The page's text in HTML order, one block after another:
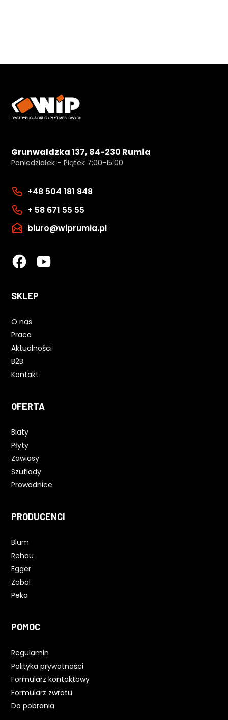
Grunwaldzka 137, 84-230 Rumia
Poniedziałek – Piątek 7:00-15:00
+48 504 181 848
+ 58 671 55 55
biuro@wiprumia.pl
SKLEP
O nas
Praca
Aktualności
B2B
Kontakt
OFERTA
Blaty
Płyty
Zawiasy
Szuflady
Prowadnice
PRODUCENCI
Blum
Rehau
Egger
Zobal
Peka
POMOC
Regulamin
Polityka prywatności
Formularz kontaktowy
Formularz zwrotu
Do pobrania